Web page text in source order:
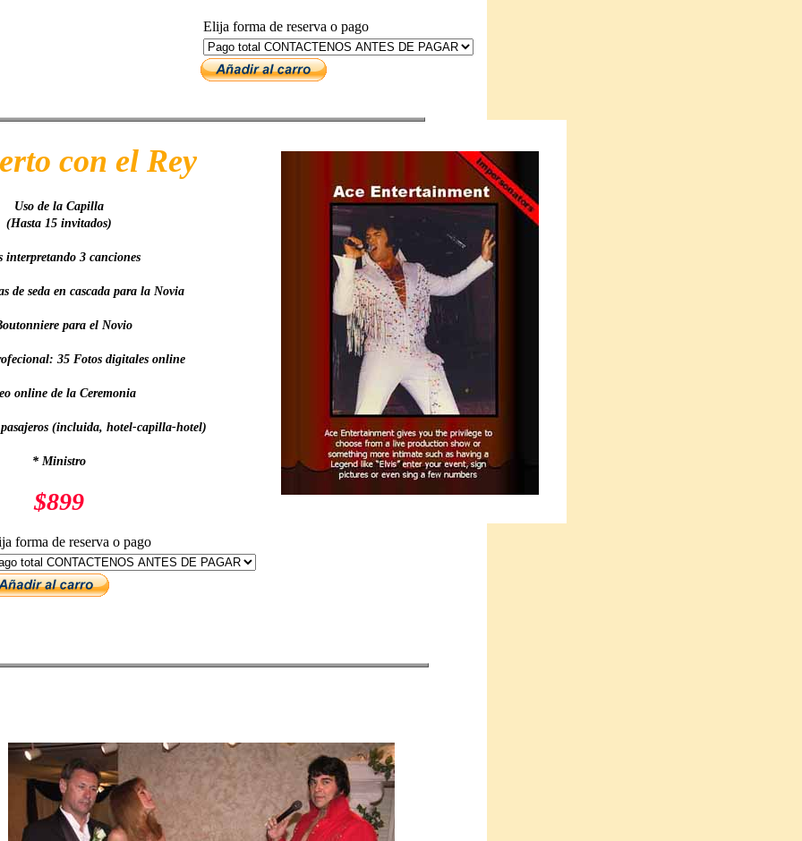
con el Rey
Uso de la Capilla
(Hasta 15 invitados)
interpretando 3 canciones
de seda en cascada para la Novia
para el Novio
35 Fotos digitales online
online de la Ceremonia
(incluida, hotel-capilla-hotel)
* Ministro
$899
Elija forma de reserva o pago
forma de reserva o pago